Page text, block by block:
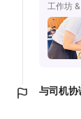
工作坊
与司机协